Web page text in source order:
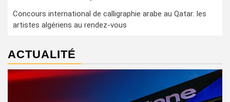
Concours international de calligraphie arabe au Qatar: les
artistes algériens au rendez-vous
ACTUALITÉ